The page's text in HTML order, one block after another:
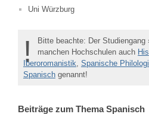
Uni Würzburg
!
Bitte beachte: Der Studiengang
manchen Hochschulen auch
Iberoromanistik, Spanische
Spanischgenannt!
Beiträge zum Thema Spanisch